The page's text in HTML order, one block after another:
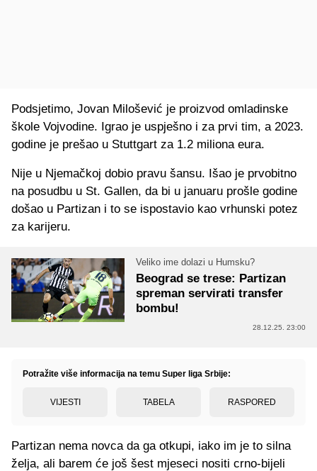
Podsjetimo, Jovan Milošević je proizvod omladinske
škole Vojvodine. Igrao je uspješno i za prvi tim, a 2023.
godine je prešao u Stuttgart za 1.2 miliona eura.
Nije u Njemačkoj dobio pravu šansu. Išao je prvobitno
na posudbu u St. Gallen, da bi u januaru prošle godine
došao u Partizan i to se ispostavio kao vrhunski potez
za karijeru.
Veliko ime dolazi u Humsku?
Beograd se trese: Partizan
spreman servirati transfer
bombu!
28.12.25. 23:00
Potražite više informacija na temu Super liga Srbije:
VIJESTI TABELA RASPORED
Partizan nema novca da ga otkupi, iako im je to silna
želja, ali barem će još šest mjeseci nositi crno-bijeli